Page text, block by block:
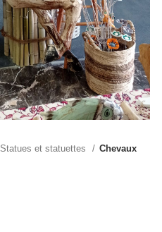
Statues et statuettes Chevaux